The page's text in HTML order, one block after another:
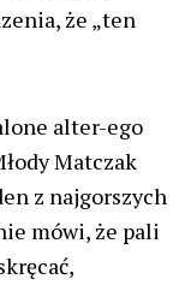
że „ten
alter-ego
Matczak
z najgorszych
mówi, że pali